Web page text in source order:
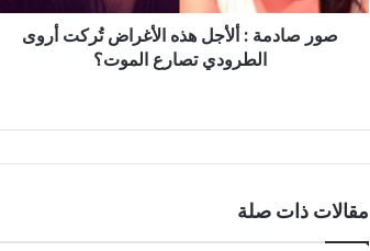
الطرودي
تصارعصور صادمة : ألأجل هذه الأغراض تُركت أروى
الطرودي تصارع الموت؟
مقالات ذات صلة